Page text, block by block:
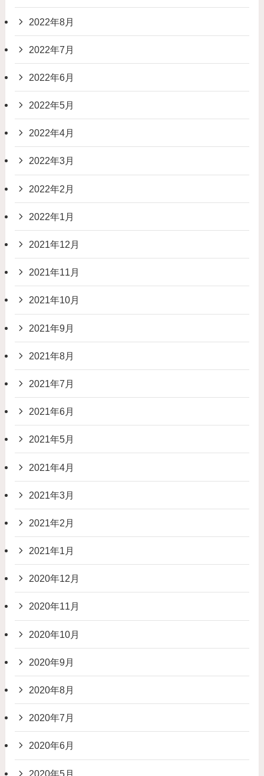
2022年8月
2022年7月
2022年6月
2022年5月
2022年4月
2022年3月
2022年2月
2022年1月
2021年12月
2021年11月
2021年10月
2021年9月
2021年8月
2021年7月
2021年6月
2021年5月
2021年4月
2021年3月
2021年2月
2021年1月
2020年12月
2020年11月
2020年10月
2020年9月
2020年8月
2020年7月
2020年6月
2020年5月